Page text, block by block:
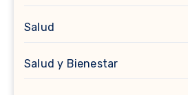
Salud
Salud y Bienestar